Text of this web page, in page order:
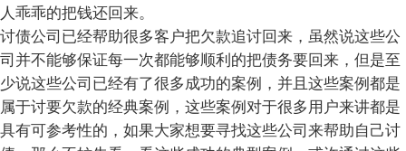
人乖乖的把钱还回来。
讨债公司已经帮助很多客户把欠款追讨回来，虽然说这些公
司并不能够保证每一次都能够顺利的把债务要回来，但是至
少说这些公司已经有了很多成功的案例，并且这些案例都是
属于讨要欠款的经典案例，这些案例对于很多用户来讲都是
具有可参考性的，如果大家想要寻找这些公司来帮助自己讨